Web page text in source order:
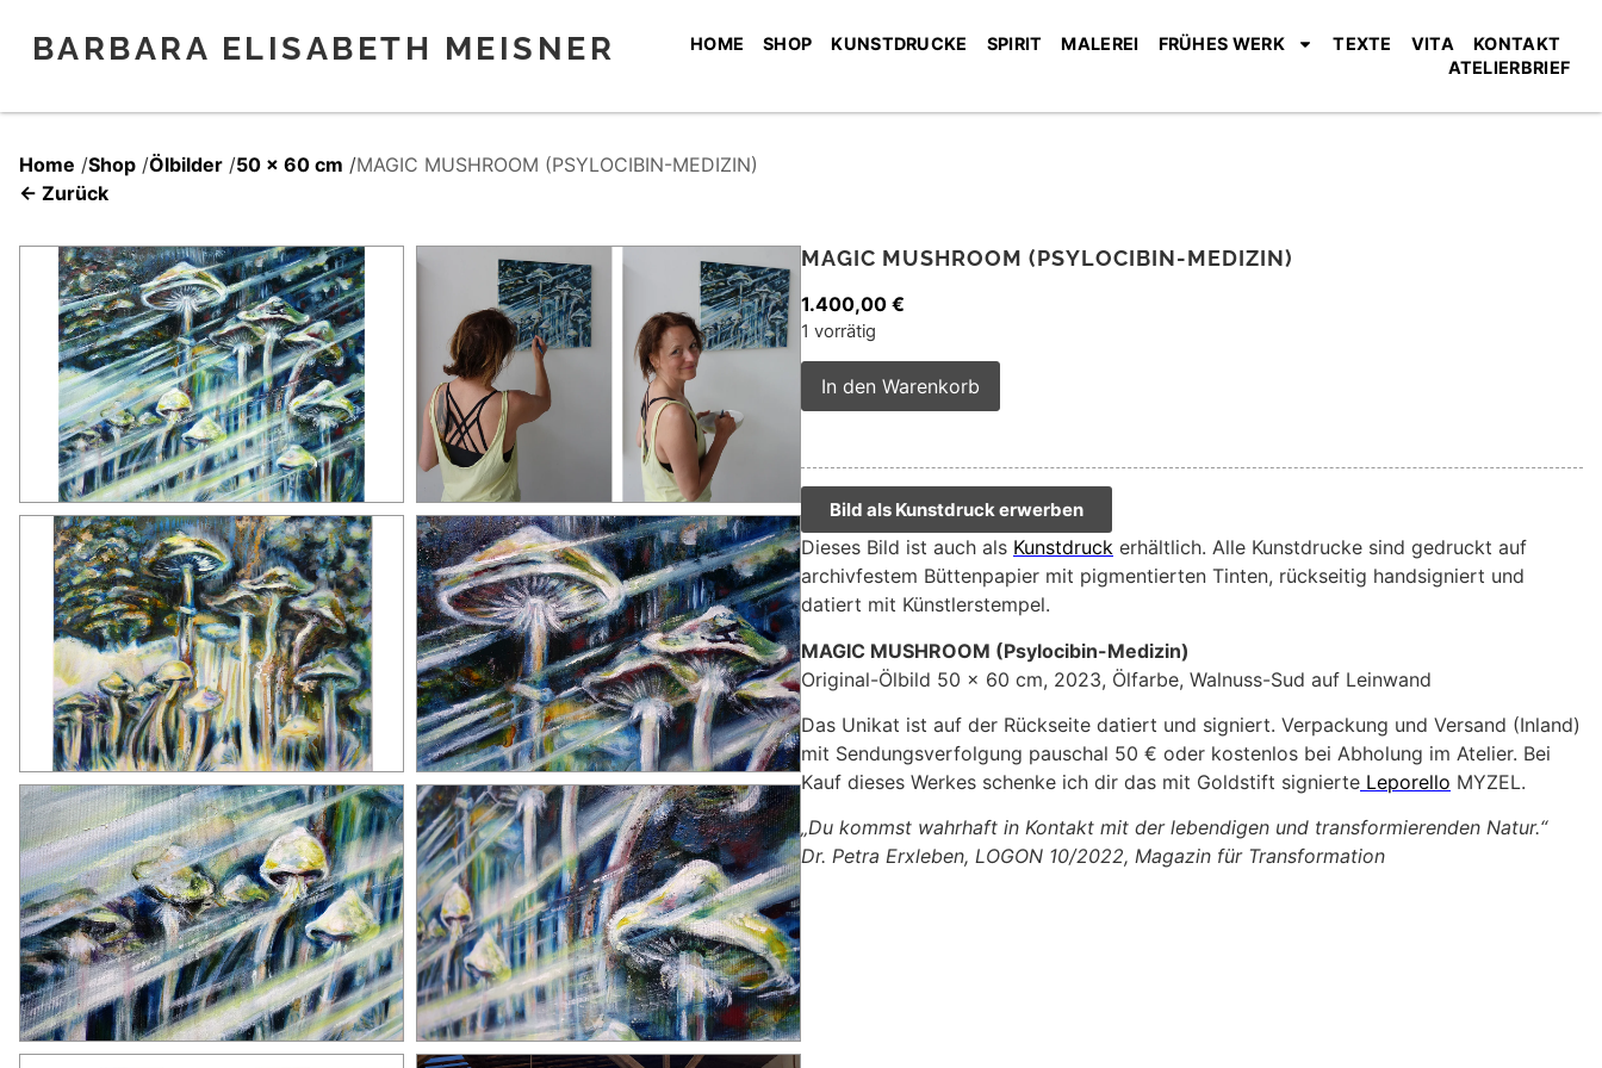
BARBARA ELISABETH MEISNER HOME SHOP KUNSTDRUCKE SPIRIT MALEREI FRÜHES WERK TEXTE VITA
KONTAKT
ATELIERBRIEF
Home /Shop /Ölbilder /50 x 60 cm /MAGIC MUSHROOM (PSYLOCIBIN-MEDIZIN)
← Zurück
MAGIC MUSHROOM (PSYLOCIBIN-MEDIZIN)
1.400,00 €
1 vorrätig
In den Warenkorb
Bild als Kunstdruck erwerben
Dieses Bild ist auch als Kunstdruck erhältlich. Alle Kunstdrucke sind gedruckt auf
archivfestem Büttenpapier mit pigmentierten Tinten, rückseitig handsigniert und
datiert mit Künstlerstempel.
MAGIC MUSHROOM (Psylocibin-Medizin)
Original-Ölbild 50 x 60 cm, 2023, Ölfarbe, Walnuss-Sud auf Leinwand
Das Unikat ist auf der Rückseite datiert und signiert. Verpackung und Versand (Inland)
mit Sendungsverfolgung pauschal 50 € oder kostenlos bei Abholung im Atelier. Bei
Kauf dieses Werkes schenke ich dir das mit Goldstift signierte Leporello MYZEL.
„Du kommst wahrhaft in Kontakt mit der lebendigen und transformierenden Natur.“
Dr. Petra Erxleben, LOGON 10/2022, Magazin für Transformation